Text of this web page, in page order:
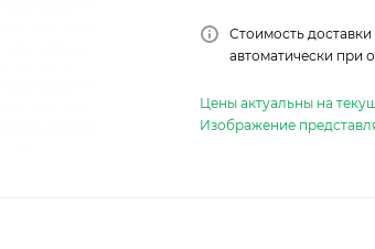
Стоимость доставки
автоматически при
Цены актуальны на
Изображение